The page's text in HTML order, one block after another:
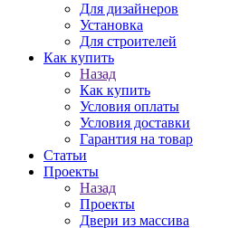
Для дизайнеров
Установка
Для строителей
Как купить
Назад
Как купить
Условия оплаты
Условия доставки
Гарантия на товар
Статьи
Проекты
Назад
Проекты
Двери из массива